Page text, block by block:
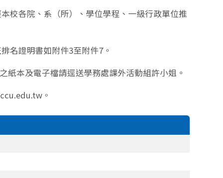
校各院、系（所）、學位學程、一級行政單位推
名證明書如附件3至附件7。
紙本及電子檔請逕送學務處課外活動組許小姐。
。